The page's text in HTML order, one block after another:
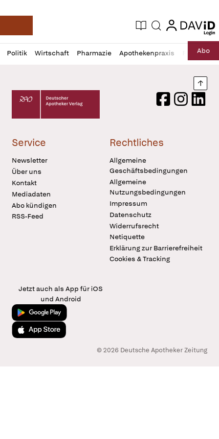
Deutsche Apotheker Zeitung
Aktuelle Ausgabe
Suche login
login
Politik Wirtschaft Pharmazie Apothekenpraxis RechtAbo
Profil
öffnen
Daz
Pur
Deutscher Apotheker Verlag Logo
FacebookInstagram
Service
Newsletter
Über uns
Kontakt
Mediadaten
Abo kündigen
RSS-Feed
Rechtliches
Allgemeine
Geschäftsbedingungen
Allgemeine
Nutzungsbedingungen
Impressum
Datenschutz
Widerrufsrecht
Netiquette
Erklärung zur Barrierefreiheit
Cookies & Tracking
Jetzt auch als App für iOS
und Android
Jetzt bei Google Play
Laden im App Store
© 2026 Deutsche Apotheker Zeitung